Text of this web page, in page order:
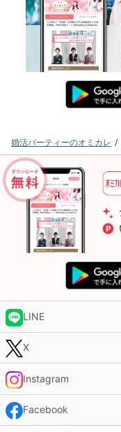
婚活パーティーのオミカレ
LINE
X
Instagram
Facebook